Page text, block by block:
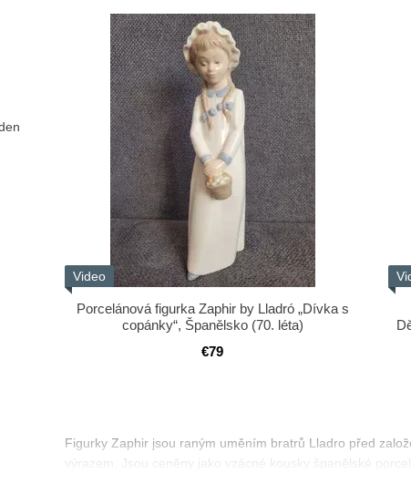
Figurky Zaphir jsou raným uměním bratrů Lladro před
výrazem. Jsou ceněny jako vzácné kousky španělské
Video
Porcelánová figurka Zaphir by Lladró „Dívka s
copánky“, Španělsko (70. léta)
€79